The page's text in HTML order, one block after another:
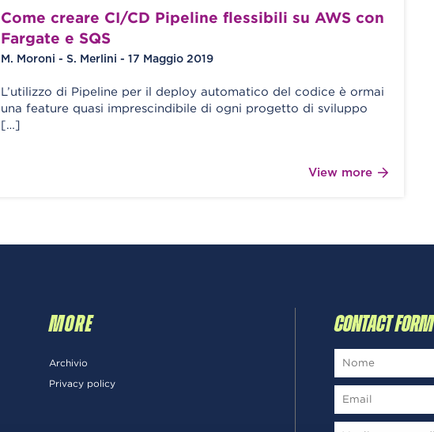
Come creare CI/CD Pipeline flessibili su AWS con
Fargate e SQS
M. Moroni - S. Merlini - 17 Maggio 2019
L’utilizzo di Pipeline per il deploy automatico del codice è ormai
una feature quasi imprescindibile di ogni progetto di sviluppo
[…]
View more
MORE
Archivio
Privacy policy
CONTACT FORM